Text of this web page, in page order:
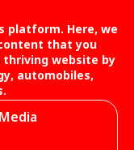
platform. Here, we
that you
thriving website by
automobiles,